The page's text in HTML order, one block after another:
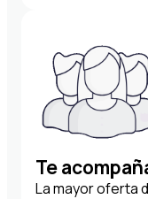
Te
La mayor oferta